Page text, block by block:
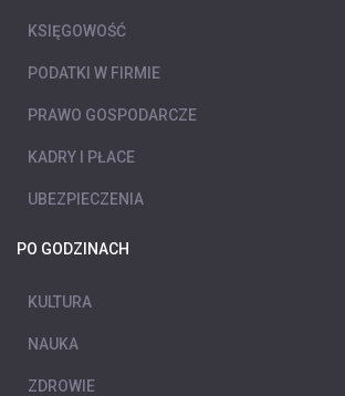
KSIĘGOWOŚĆ
PODATKI W FIRMIE
PRAWO GOSPODARCZE
KADRY I PŁACE
UBEZPIECZENIA
PO GODZINACH
KULTURA
NAUKA
ZDROWIE